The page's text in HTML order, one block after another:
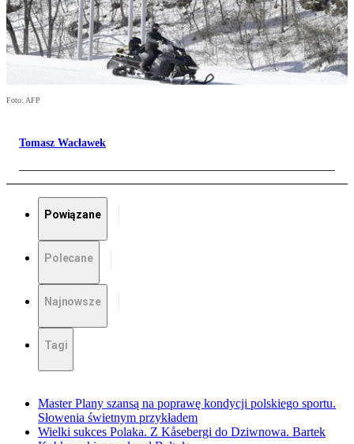
Foto: AFP
Tomasz Wacławek
Powiązane
Polecane
Najnowsze
Tagi
Master Plany szansą na poprawę kondycji polskiego sportu.
Słowenia świetnym przykładem
Wielki sukces Polaka. Z Kåsebergi do Dziwnowa. Bartek